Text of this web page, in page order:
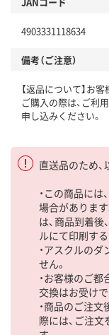
4903331118634
備考（ご注意）
【返品について】お
ご購入の際は、ご利
申し込みください。
直送品のため、
・この商品に
場合がありま
は、商品到着
ルにて印刷す
・アスクルの
せん。
・お客様のご都
交換はお受けで
・商品のご注
際には、ご注